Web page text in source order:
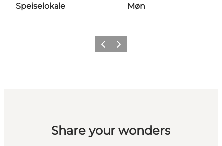
Speiselokale
Møn
ZurückWeiter
Share your wonders